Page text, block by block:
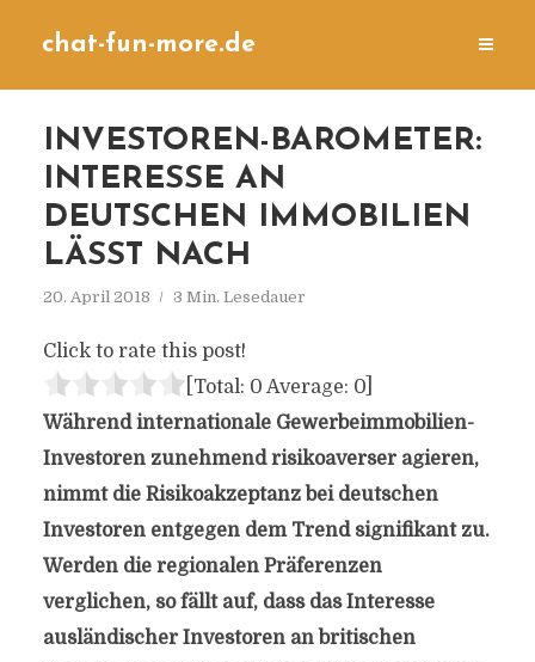
chat-fun-more.de
INVESTOREN-BAROMETER:
INTERESSE AN
DEUTSCHEN IMMOBILIEN
LÄSST NACH
20. April 2018 3 Min. Lesedauer
Click to rate this post!
[Total: 0 Average: 0]
Während internationale Gewerbeimmobilien-
Investoren zunehmend risikoaverser agieren,
nimmt die Risikoakzeptanz bei deutschen
Investoren entgegen dem Trend signifikant zu.
Werden die regionalen Präferenzen
verglichen, so fällt auf, dass das Interesse
ausländischer Investoren an britischen